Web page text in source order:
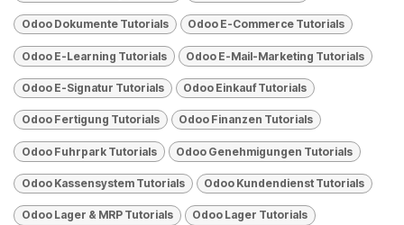
Odoo Dokumente Tutorials Odoo E-Commerce Tutorials
Odoo E-Learning Tutorials Odoo E-Mail-Marketing Tutorials
Odoo E-Signatur Tutorials Odoo Einkauf Tutorials
Odoo Fertigung Tutorials Odoo Finanzen Tutorials
Odoo Fuhrpark Tutorials Odoo Genehmigungen Tutorials
Odoo Kassensystem Tutorials Odoo Kundendienst Tutorials
Odoo Lager & MRP Tutorials Odoo Lager Tutorials